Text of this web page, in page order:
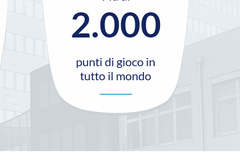
2.000
punti di gioco in
tutto il mondo